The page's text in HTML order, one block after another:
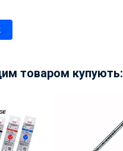
товаром купують: